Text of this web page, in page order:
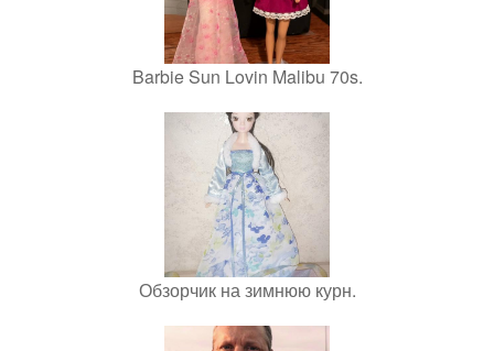
Barbie Sun Lovin Malibu 70s.
Обзорчик на зимнюю курн.